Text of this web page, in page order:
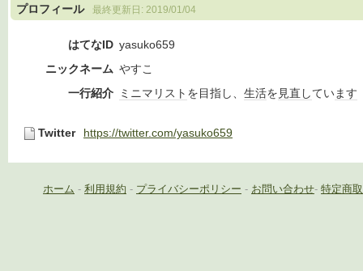
プロフィール 最終更新日: 2019/01/04
はてなID yasuko659
ニックネーム やすこ
一行紹介
ミニマリスト を目指し、 生活を 見直しています
Twitter https://twitter.com/yasuko659
ホーム - 利用規約 - プライバシーポリシー - お問い合わせ- 特定商